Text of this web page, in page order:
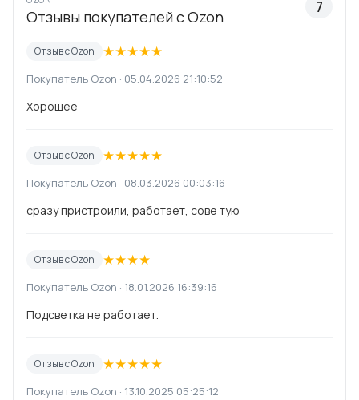
Отзывы покупателей с Ozon
7
Отзыв с Ozon ★★★★★
Покупатель Ozon · 05.04.2026 21:10:52
Хорошее
Отзыв с Ozon ★★★★★
Покупатель Ozon · 08.03.2026 00:03:16
сразу пристроили, работает, сове тую
Отзыв с Ozon ★★★★
Покупатель Ozon · 18.01.2026 16:39:16
Подсветка не работает.
Отзыв с Ozon ★★★★★
Покупатель Ozon · 13.10.2025 05:25:12